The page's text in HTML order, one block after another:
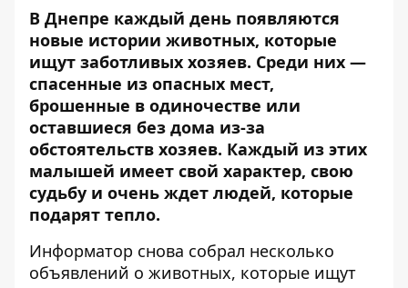
В Днепре каждый день появляются
новые истории животных, которые
ищут заботливых хозяев. Среди них —
спасенные из опасных мест,
брошенные в одиночестве или
оставшиеся без дома из-за
обстоятельств хозяев. Каждый из этих
малышей имеет свой характер, свою
судьбу и очень ждет людей, которые
подарят тепло.
Информатор снова собрал несколько
объявлений о животных, которые ищут